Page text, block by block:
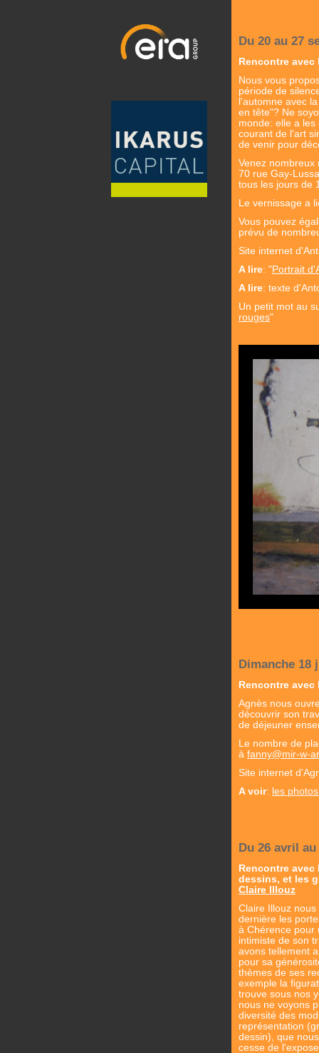
Du 20 au 27
Rencontre
Nous vous
période de
l'automne avec
en tête"? Ne
monde: elle a
courant de l'art
de venir pour
Venez nombreux
70 rue Gay-
tous les jours de
Le vernissage a
Vous pouvez
prévu de
Site internet
A lire: "Portrait
A lire: texte
Un petit mot au
rouges"
Dimanche 18
Rencontre
Agnès nous
découvrir son
de déjeuner
Le nombre de
à fanny@mir-w-
Site internet
A voir: les
Du 26 avril au
Rencontre
dessins, et les
Claire Illouz
Claire Illouz
dernière les
à Chérence pour
intimiste de son
avons tellement
pour sa
thèmes de ses
exemple la
trouve sous nos
nous ne voyons
diversité des
représentation
dessin), que
cesse de